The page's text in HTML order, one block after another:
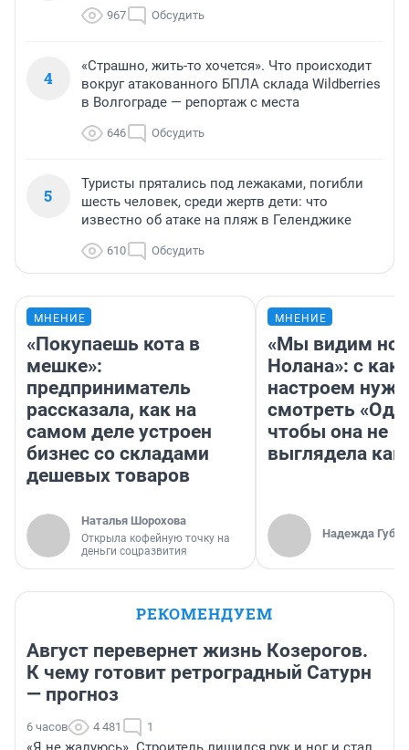
967 Обсудить
4
«Страшно, жить-то хочется». Что происходит
вокруг атакованного БПЛА склада Wildberries
в Волгограде — репортаж с места
646 Обсудить
5
Туристы прятались под лежаками, погибли
шесть человек, среди жертв дети: что
известно об атаке на пляж в Геленджике
610 Обсудить
МНЕНИЕ
«Покупаешь кота в
мешке»:
предприниматель
рассказала, как на
самом деле устроен
бизнес со складами
дешевых товаров
Наталья Шорохова
Открыла кофейную точку на
деньги соцразвития
МНЕНИЕ
«Мы видим
Нолана»: с
настроем
смотреть
чтобы она не
выглядела как
Надежда
РЕКОМЕНДУЕМ
Август перевернет жизнь Козерогов.
К чему готовит ретроградный Сатурн
— прогноз
6 часов 4 481 1